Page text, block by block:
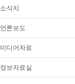
소식지
언론보도
미디어자료
정보자료실